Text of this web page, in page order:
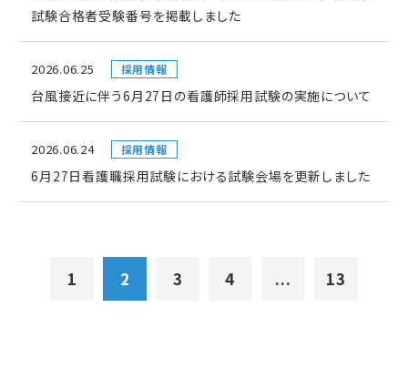
試験合格者受験番号を掲載しました
2026.06.25 採用情報
台風接近に伴う6月27日の看護師採用試験の実施について
2026.06.24 採用情報
6月27日看護職採用試験における試験会場を更新しました
1 2 3 4 ... 13